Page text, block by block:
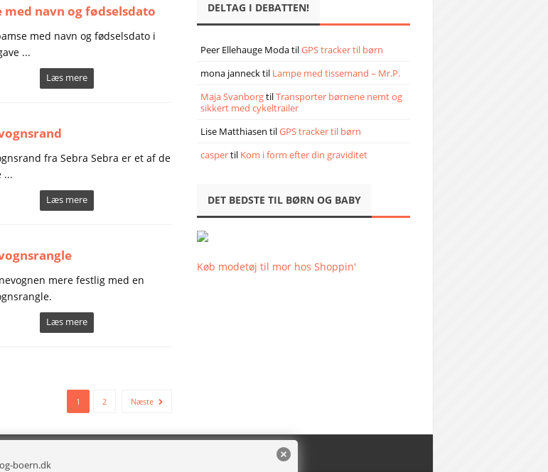
med navn og fødselsdato
med navn og fødselsdato i
...
Læs mere
fra Sebra Sebra er et af de
...
Læs mere
mere festlig med en
Læs mere
1 2 Næste
DELTAG I DEBATTEN!
Peer Ellehauge ModatilGPS tracker til børn
mona jannecktil Lampe med tissemand – Mr.P.
Maja SvanborgtilTransporter børnene nemt og
sikkert med cykeltrailer
Lise Matthiasen tilGPS tracker til børn
caspertil Kom i form efter din graviditet
DET BEDSTE TIL BØRN OG BABY
Køb modetøj til mor hos Shoppin'
boern.dk